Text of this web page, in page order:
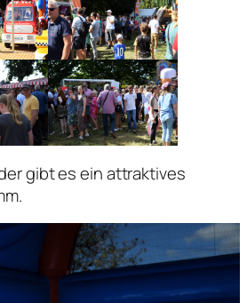
gibt es ein attraktives